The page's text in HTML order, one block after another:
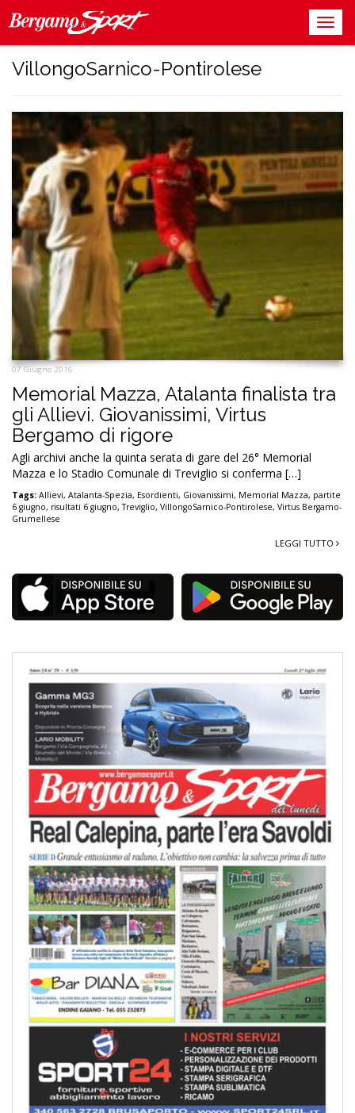
VillongoSarnico-Pontirolese
07 Giugno 2016
Memorial Mazza, Atalanta finalista tra
gli Allievi. Giovanissimi, Virtus
Bergamo di rigore
Agli archivi anche la quinta serata di gare del 26° Memorial
Mazza e lo Stadio Comunale di Treviglio si conferma […]
Tags: Allievi, Atalanta-Spezia, Esordienti, Giovanissimi, Memorial Mazza, partite
6 giugno, risultati 6 giugno,Treviglio, VillongoSarnico-Pontirolese, Virtus Bergamo-
Grumellese
LEGGI TUTTO